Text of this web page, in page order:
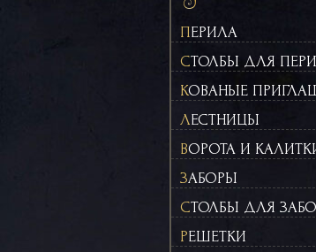
ПЕРИЛА
СТОЛБЫ ДЛЯ
КОВАНЫЕ
ЛЕСТНИЦЫ
ВОРОТА И
ЗАБОРЫ
СТОЛБЫ ДЛЯ
РЕШЕТКИ